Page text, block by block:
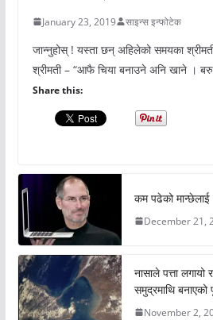
January 23, 2019 साइन्स इन्फोटेक
जान्नुहोस् ! यस्ता छन् अहिलेको समयका
श्रीमती – “आफै चिया बनाउने अनि खाने ।
Share this:
कम पढेको मान्छेलाई
December 21,
नासाले पत्ता
समुद्रमाथि बनाएको
November 2,